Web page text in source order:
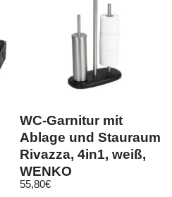
WC-Garnitur mit
Ablage und Stauraum
Rivazza, 4in1, weiß,
WENKO
55,80€